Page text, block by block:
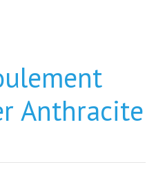
Anthracite